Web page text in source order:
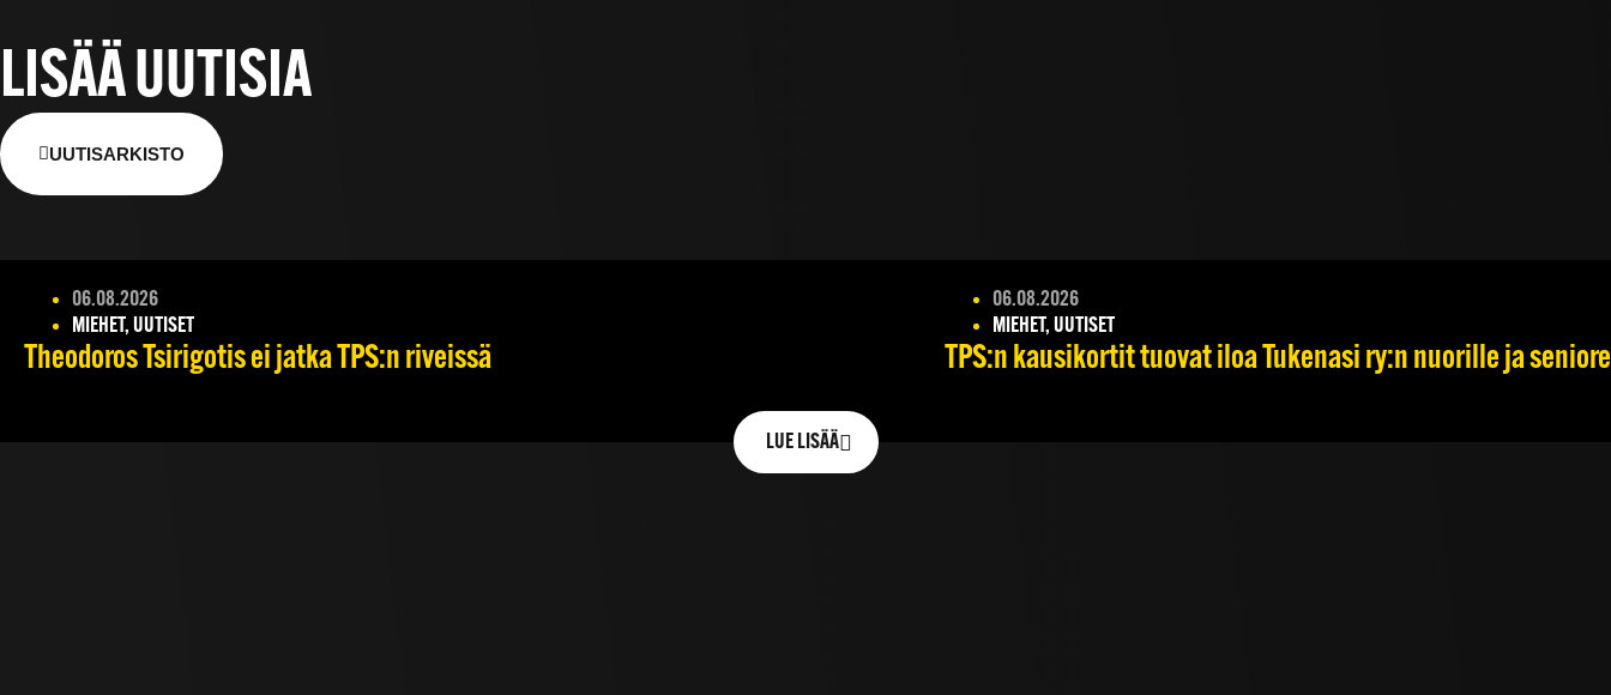
LISÄÄ UUTISIA
UUTISARKISTO
06.08.2026
MIEHET, UUTISET
Theodoros Tsirigotis ei jatka TPS:n riveissä
LUE LISÄÄ
06.08.2026
MIEHET, UUTISET
TPS:n kausikortit tuovat iloa Tukenasi ry:n nuorille ja